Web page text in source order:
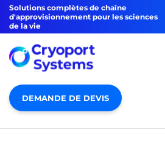
Solutions complètes de chaîne
d'approvisionnement pour les sciences
de la vie
DEMANDE DE DEVIS